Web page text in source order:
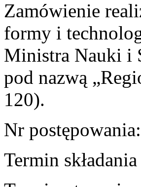
Zamówienie
formy i
Ministra Nauki i
pod nazwą
120).
Nr
Termin